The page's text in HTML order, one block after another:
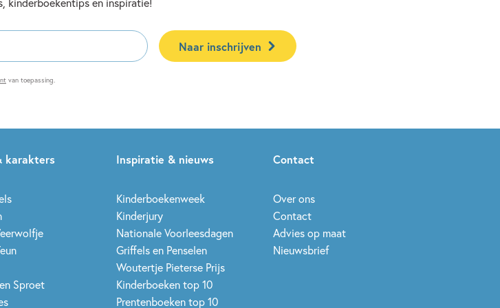
Naar inschrijven
van toepassing.
karakters
Sproet
Inspiratie & nieuws
Kinderboekenweek
Kinderjury
Nationale Voorleesdagen
Griffels en Penselen
Woutertje Pieterse Prijs
Kinderboeken top 10
Prentenboeken top 10
Contact
Over ons
Contact
Advies op maat
Nieuwsbrief